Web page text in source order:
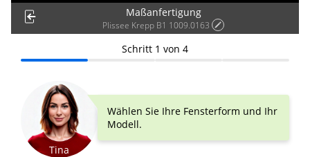
Maßanfertigung
Plissee Krepp B1 1009.0163
Schritt 1 von 4
Tina
Wählen Sie Ihre Fensterform und Ihr
Modell.